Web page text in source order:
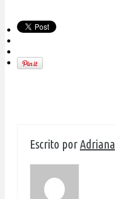
Escrito porAdriana